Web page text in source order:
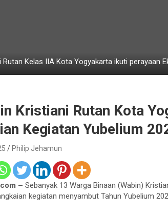
Rutan Kelas IIA Kota Yogyakarta ikuti perayaan
Kristiani Rutan Kota
Kegiatan Yubelium
Philip Jehamun
– Sebanyak 13 Warga Binaan (Wabin)
kegiatan menyambut Tahun Yubelium